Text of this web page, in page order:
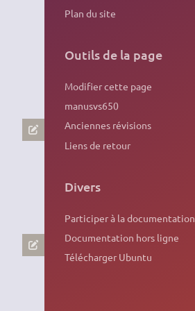
Plan du site
Outils de la page
Modifier cette page
manusvs650
Anciennes révisions
Liens de retour
Divers
Participer à la documentation
Documentation hors ligne
Télécharger Ubuntu